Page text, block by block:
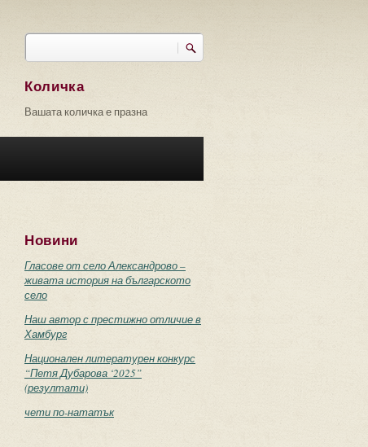
Търси
Количка
Вашата количка е празна
Новини
Гласове от село Александрово –
живата история на българското
село
Наш автор с престижно отличие в
Хамбург
Национален литературен конкурс
“Петя Дубарова ‘2025”
(резултати)
чети по-нататък